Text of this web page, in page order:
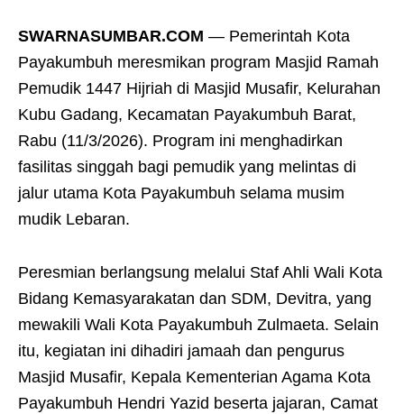
SWARNASUMBAR.COM — Pemerintah Kota
Payakumbuh meresmikan program Masjid Ramah
Pemudik 1447 Hijriah di Masjid Musafir, Kelurahan
Kubu Gadang, Kecamatan Payakumbuh Barat,
Rabu (11/3/2026). Program ini menghadirkan
fasilitas singgah bagi pemudik yang melintas di
jalur utama Kota Payakumbuh selama musim
mudik Lebaran.
Peresmian berlangsung melalui Staf Ahli Wali Kota
Bidang Kemasyarakatan dan SDM, Devitra, yang
mewakili Wali Kota Payakumbuh Zulmaeta. Selain
itu, kegiatan ini dihadiri jamaah dan pengurus
Masjid Musafir, Kepala Kementerian Agama Kota
Payakumbuh Hendri Yazid beserta jajaran, Camat